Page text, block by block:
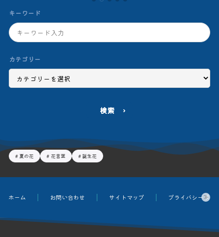
キーワード
カテゴリー
検索
夏の花 花言葉 誕生花
ホーム お問い合わせ サイトマップ プライバシーポリ